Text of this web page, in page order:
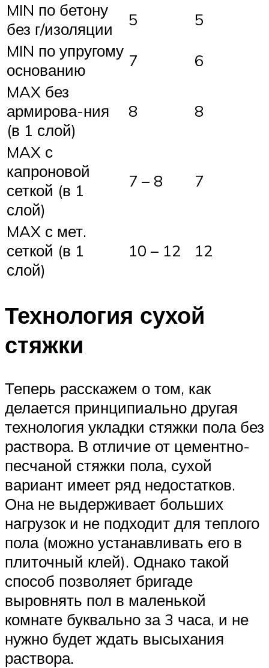
MIN по бетону
без г/изоляции
5
5
MIN по упругому
основанию
7
6
MAX без
армирова-ния
(в 1 слой)
8 8
MAX с
капроновой
сеткой (в 1
слой)
7 – 8 7
MAX с мет.
сеткой (в 1
слой)
10 – 12 12
Технология сухой
стяжки
Теперь расскажем о том, как
делается принципиально другая
технология укладки стяжки пола без
раствора. В отличие от цементно-
песчаной стяжки пола, сухой
вариант имеет ряд недостатков.
Она не выдерживает больших
нагрузок и не подходит для теплого
пола (можно устанавливать его в
плиточный клей). Однако такой
способ позволяет бригаде
выровнять пол в маленькой
комнате буквально за 3 часа, и не
нужно будет ждать высыхания
раствора.